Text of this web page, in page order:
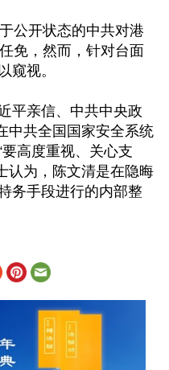
公开状态的中共对港
免，然而，针对台面
窥视。
平亲信、中共中央政
中共全国国家安全系统
高度重视、关心支
认为，陈文清是在隐晦
务手段进行的内部整